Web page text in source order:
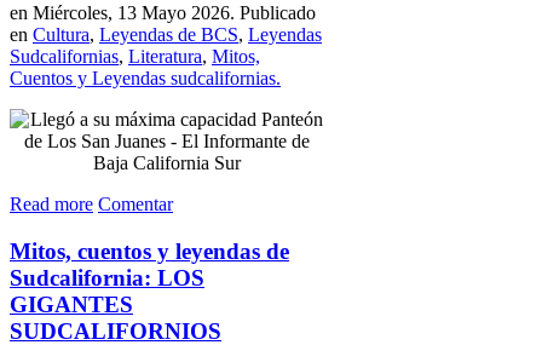
en Miércoles, 13 Mayo 2026. Publicado
en Cultura, Leyendas de BCS, Leyendas
Sudcalifornias, Literatura, Mitos,
Cuentos y Leyendas sudcalifornias.
Read more Comentar
Mitos, cuentos y leyendas de
Sudcalifornia: LOS
GIGANTES
SUDCALIFORNIOS